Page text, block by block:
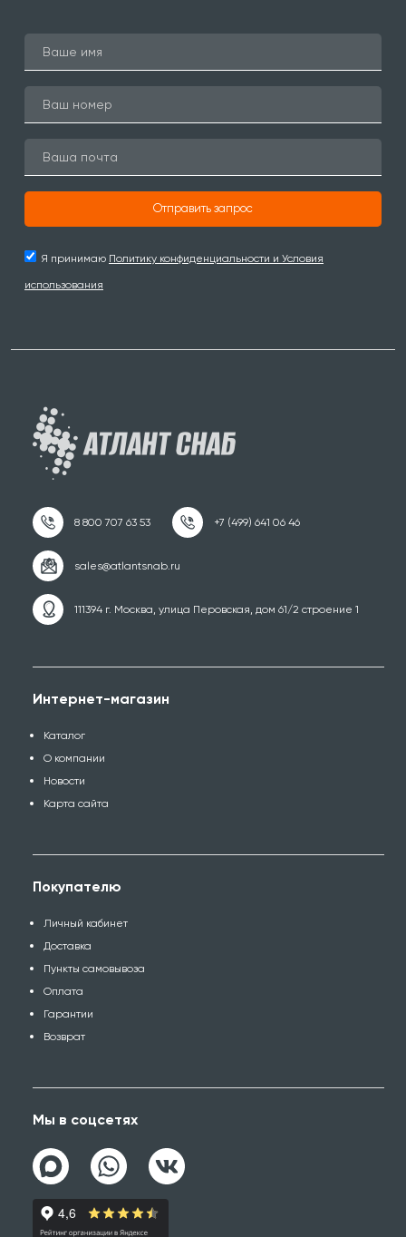
Отправить запрос
Я принимаю Политику конфиденциальности и Условия
использования
111394 г. Москва, улица Перовская, дом 61/2 строение 1
Интернет-магазин
Каталог
О компании
Новости
Карта сайта
Покупателю
Личный кабинет
Доставка
Пункты самовывоза
Оплата
Гарантии
Возврат
Мы в соцсетях